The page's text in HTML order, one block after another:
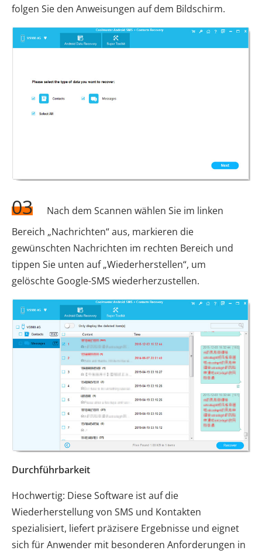
folgen Sie den Anweisungen auf dem Bildschirm.
03
Nach dem Scannen wählen Sie im linken
Bereich „Nachrichten“ aus, markieren die
gewünschten Nachrichten im rechten Bereich und
tippen Sie unten auf „Wiederherstellen“, um
gelöschte Google-SMS wiederherzustellen.
Durchführbarkeit
Hochwertig: Diese Software ist auf die
Wiederherstellung von SMS und Kontakten
spezialisiert, liefert präzisere Ergebnisse und eignet
sich für Anwender mit besonderen Anforderungen in